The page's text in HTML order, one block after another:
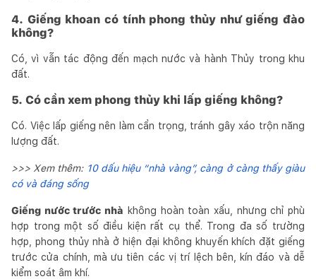
4. Giếng khoan có tính phong thủy như giếng đào
không?
Có, vì vẫn tác động đến mạch nước và hành Thủy trong khu
đất.
5. Có cần xem phong thủy khi lấp giếng không?
Có. Việc lấp giếng nên làm cẩn trọng, tránh gây xáo trộn năng
lượng đất.
>>> Xem thêm: 10 dấu hiệu “nhà vàng”, càng ở càng thấy giàu
có và đáng sống
Giếng nước trước nhà không hoàn toàn xấu, nhưng chỉ phù
hợp trong một số điều kiện rất cụ thể. Trong đa số trường
hợp, phong thủy nhà ở hiện đại không khuyến khích đặt giếng
trước cửa chính, mà ưu tiên các vị trí lệch bên, kín đáo và dễ
kiểm soát âm khí.